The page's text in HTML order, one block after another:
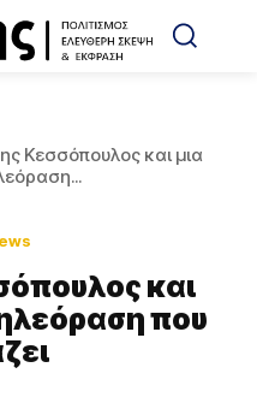
Κεσσόπουλος και μια
και
που